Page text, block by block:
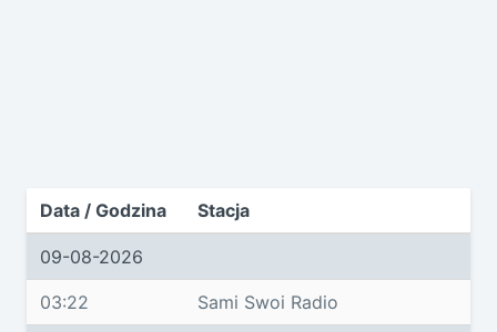
Data / Godzina Stacja
09-08-2026
03:22 Sami Swoi Radio